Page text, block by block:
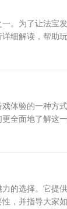
。为了让法宝
细解读，帮助
源和时间。升级
体验的一种方
全面地了解这
使用的指令，其
的选择。它提
，并指导大家如